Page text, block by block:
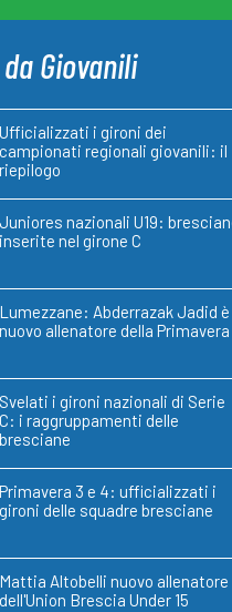
Giovanili
Ufficializzati i gironi dei
campionati regionali giovanili: il
riepilogo
Juniores nazionali U19:
inserite nel girone C
Lumezzane: Abderrazak Jadid è
nuovo allenatore della Primavera
Svelati i gironi nazionali di Serie
C: i raggruppamenti delle
bresciane
Primavera 3 e 4: ufficializzati i
gironi delle squadre bresciane
Mattia Altobelli nuovo allenatore
dell'Union Brescia Under 15